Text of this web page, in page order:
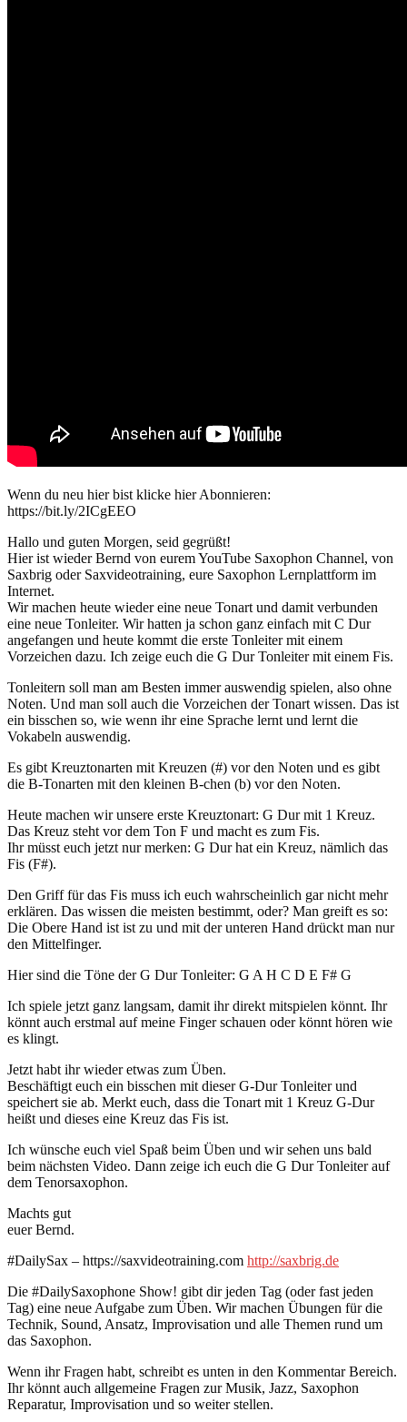
Wenn du neu hier bist klicke hier Abonnieren:
https://bit.ly/2ICgEEO
Hallo und guten Morgen, seid gegrüßt!
Hier ist wieder Bernd von eurem YouTube Saxophon Channel, von
Saxbrig oder Saxvideotraining, eure Saxophon Lernplattform im
Internet.
Wir machen heute wieder eine neue Tonart und damit verbunden
eine neue Tonleiter. Wir hatten ja schon ganz einfach mit C Dur
angefangen und heute kommt die erste Tonleiter mit einem
Vorzeichen dazu. Ich zeige euch die G Dur Tonleiter mit einem Fis.
Tonleitern soll man am Besten immer auswendig spielen, also ohne
Noten. Und man soll auch die Vorzeichen der Tonart wissen. Das ist
ein bisschen so, wie wenn ihr eine Sprache lernt und lernt die
Vokabeln auswendig.
Es gibt Kreuztonarten mit Kreuzen (#) vor den Noten und es gibt
die B-Tonarten mit den kleinen B-chen (b) vor den Noten.
Heute machen wir unsere erste Kreuztonart: G Dur mit 1 Kreuz.
Das Kreuz steht vor dem Ton F und macht es zum Fis.
Ihr müsst euch jetzt nur merken: G Dur hat ein Kreuz, nämlich das
Fis (F#).
Den Griff für das Fis muss ich euch wahrscheinlich gar nicht mehr
erklären. Das wissen die meisten bestimmt, oder? Man greift es so:
Die Obere Hand ist ist zu und mit der unteren Hand drückt man nur
den Mittelfinger.
Hier sind die Töne der G Dur Tonleiter: G A H C D E F# G
Ich spiele jetzt ganz langsam, damit ihr direkt mitspielen könnt. Ihr
könnt auch erstmal auf meine Finger schauen oder könnt hören wie
es klingt.
Jetzt habt ihr wieder etwas zum Üben.
Beschäftigt euch ein bisschen mit dieser G-Dur Tonleiter und
speichert sie ab. Merkt euch, dass die Tonart mit 1 Kreuz G-Dur
heißt und dieses eine Kreuz das Fis ist.
Ich wünsche euch viel Spaß beim Üben und wir sehen uns bald
beim nächsten Video. Dann zeige ich euch die G Dur Tonleiter auf
dem Tenorsaxophon.
Machts gut
euer Bernd.
#DailySax – https://saxvideotraining.com http://saxbrig.de
Die #DailySaxophone Show! gibt dir jeden Tag (oder fast jeden
Tag) eine neue Aufgabe zum Üben. Wir machen Übungen für die
Technik, Sound, Ansatz, Improvisation und alle Themen rund um
das Saxophon.
Wenn ihr Fragen habt, schreibt es unten in den Kommentar Bereich.
Ihr könnt auch allgemeine Fragen zur Musik, Jazz, Saxophon
Reparatur, Improvisation und so weiter stellen.